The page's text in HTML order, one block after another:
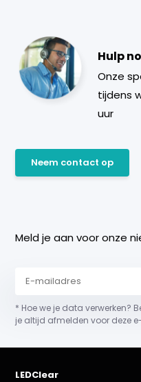
Hulp
Onze
tijdens
uur
Neem contact op
Meld je aan voor onze
* Hoe we je data verwerken?
je altijd afmelden voor deze
LEDClear